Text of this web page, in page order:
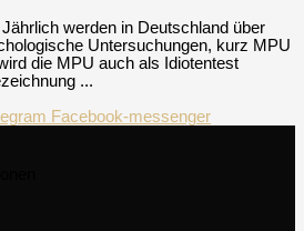
werden in Deutschland über
Untersuchungen, kurz MPU
die MPU auch als Idiotentest
...
Facebook-messenger